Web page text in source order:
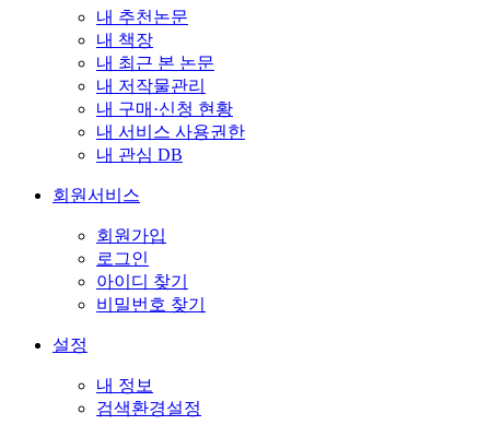
내 추천논문
내 책장
내 최근 본 논문
내 저작물관리
내 구매·신청 현황
내 서비스 사용권한
내 관심 DB
회원서비스
회원가입
로그인
아이디 찾기
비밀번호 찾기
설정
내 정보
검색환경설정